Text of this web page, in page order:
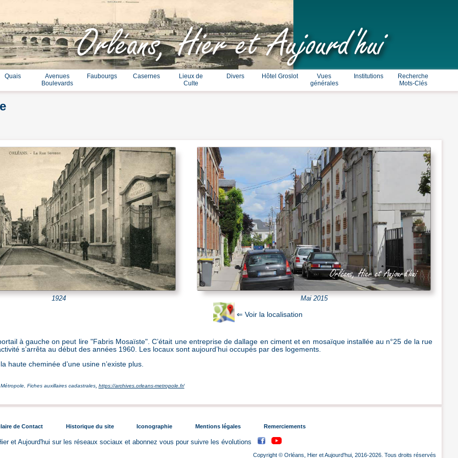
Orléans, Hier et Aujourd'hui
Quais
Avenues
Boulevards
Faubourgs Casernes
Lieux de
Culte
Divers Hôtel Groslot
Vues
générales
Institutions
Recherche
Mots-Clés
1924 Mai 2015
à gauche on peut lire "Fabris Mosaïste". C’était une entreprise de dallage en ciment et en mosaïque installée au n°25 de la rue
s’arrêta au début des années 1960. Les locaux sont aujourd’hui occupés par des logements.
haute cheminée d’une usine n’existe plus.
Fiches auxillaires cadastrales, https://archives.orleans-metropole.fr/
de Contact Historique du site Iconographie Mentions légales Remerciements
et Aujourd'hui sur les réseaux sociaux et abonnez vous pour suivre les évolutions
Copyright © Orléans, Hier et Aujourd'hui, 2016-2026. Tous droits réservés